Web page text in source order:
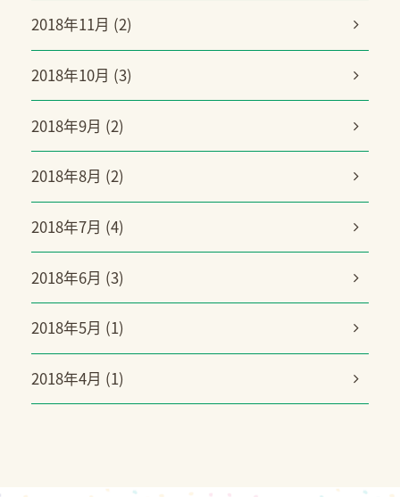
2018年11月 (2)
2018年10月 (3)
2018年9月 (2)
2018年8月 (2)
2018年7月 (4)
2018年6月 (3)
2018年5月 (1)
2018年4月 (1)